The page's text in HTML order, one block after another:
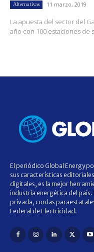
Alternativas 11 marzo, 2019
La apuesta del sector del
año con 100 estaciones de
El periódico Global Energy
sus características
digitales, es la mejor
industria energética del país.
privada, con las
Federal de Electricidad.